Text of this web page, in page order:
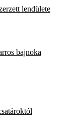
lendülete
bajnoka